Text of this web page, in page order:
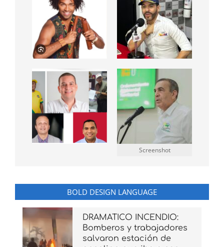
Screenshot
BOLD DESIGN LANGUAGE
DRAMATICO INCENDIO:
Bomberos y trabajadores
salvaron estación de